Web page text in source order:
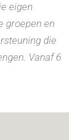
eigen
groepen en
die
Vanaf 6